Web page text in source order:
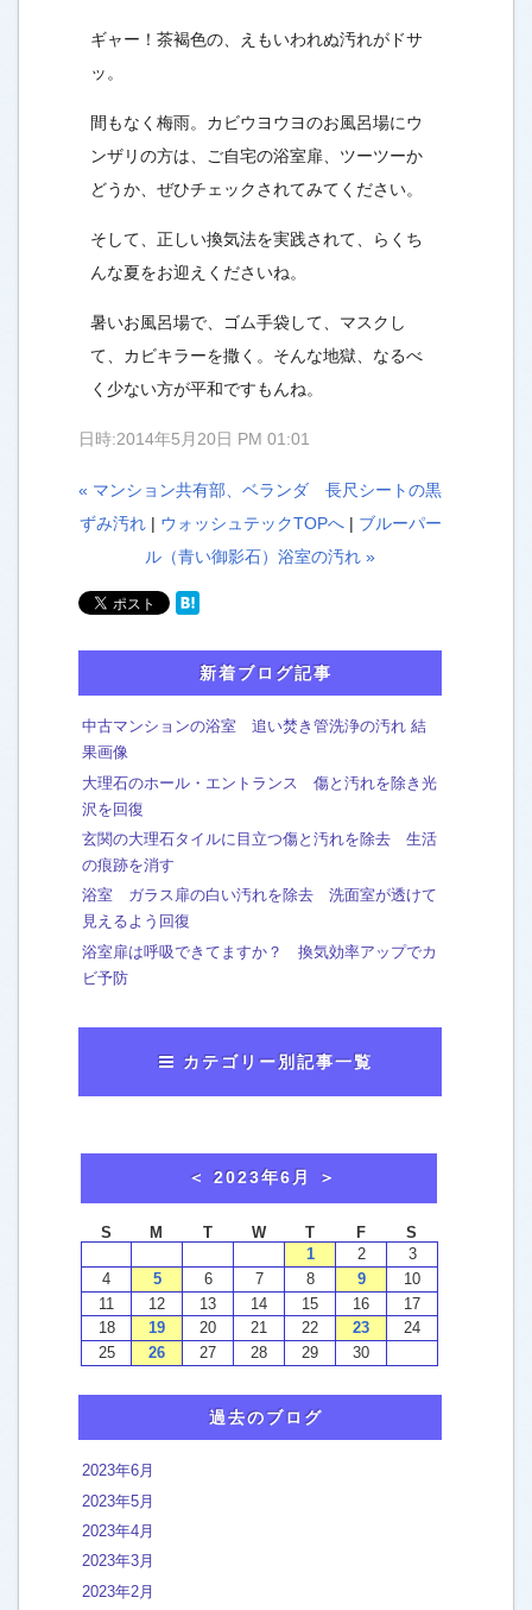
ギャー！茶褐色の、えもいわれぬ汚れがドサ
ッ。
間もなく梅雨。カビウヨウヨのお風呂場にウ
ンザリの方は、ご自宅の浴室扉、ツーツーか
どうか、ぜひチェックされてみてください。
そして、正しい換気法を実践されて、らくち
んな夏をお迎えくださいね。
暑いお風呂場で、ゴム手袋して、マスクし
て、カビキラーを撒く。そんな地獄、なるべ
く少ない方が平和ですもんね。
日時:2014年5月20日 PM 01:01
« マンション共有部、ベランダ 長尺シートの黒
ずみ汚れ| ウォッシュテックTOPへ| ブルーパー
ル（青い御影石）浴室の汚れ »
新着ブログ記事
中古マンションの浴室 追い焚き管洗浄の汚れ 結
果画像
大理石のホール・エントランス 傷と汚れを除き光
沢を回復
玄関の大理石タイルに目立つ傷と汚れを除去 生活
の痕跡を消す
浴室 ガラス扉の白い汚れを除去 洗面室が透けて
見えるよう回復
浴室扉は呼吸できてますか？ 換気効率アップでカ
ビ予防
カテゴリー別記事一覧
washtech夫婦in横浜[7]
おかみから、お知らせ [43]
お客様による口コミご感想[4]
ウォッシュテックの施工例
エアコンクリーニング[5]
カーペットクリーニング[45]
キッチン 換気扇
クッションフロア フロアタイル
バスルーム 浴室の汚れ
石の浴室 タイル ガラス扉
過去のブログ
2023年6月
2023年5月
2023年4月
2023年3月
2023年2月